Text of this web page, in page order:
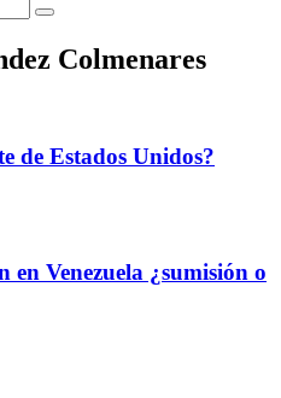
Colmenares
de Estados Unidos?
en Venezuela ¿sumisión o